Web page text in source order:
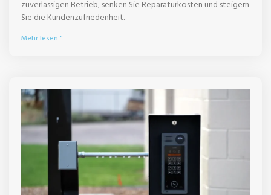
zuverlässigen Betrieb, senken Sie Reparaturkosten und steigern
Sie die Kundenzufriedenheit.
Mehr lesen "